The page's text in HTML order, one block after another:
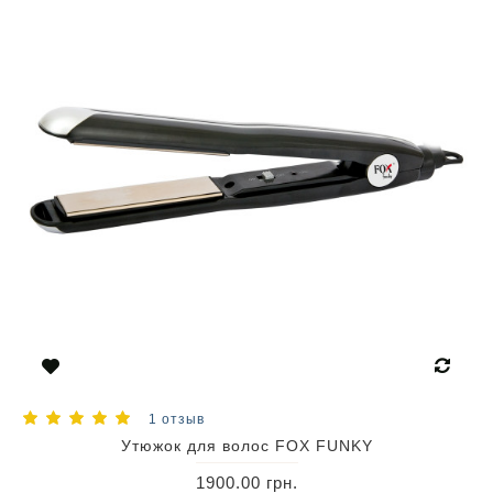
1 отзыв
Утюжок для волос FOX FUNKY
1900.00 грн.